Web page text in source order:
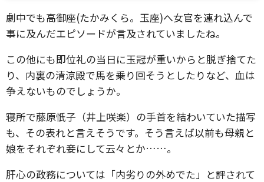
劇中でも高御座(たかみくら。玉座)へ女官を連れ込んで
事に及んだエピソードが言及されていましたね。
この他にも即位礼の当日に玉冠が重いからと脱ぎ捨てた
り、内裏の清涼殿で馬を乗り回そうとしたりなど、血は
争えないものでしょうか。
寝所で藤原忯子（井上咲楽）の手首を結わいていた描写
も、その表れと言えそうです。そう言えば以前も母親と
娘をそれぞれ妾にして云々とか……。
肝心の政務については「内劣りの外めでた」と評されて